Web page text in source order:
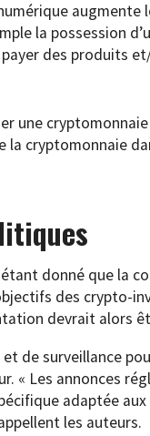
la possession
des produits
une
la cryptomonnaie
donné que la
des crypto-
devrait alors
de surveillance
« Les annonces
adaptée
les auteurs.